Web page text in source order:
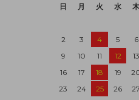
日
月 火 水 木
2
3 4 5 6
9
10 11 12 13
16
17 18 19
23
24 25 26 27